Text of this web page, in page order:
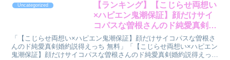
Uncategorized
【ランキング】【こじらせ両想い
×ハピエン鬼潮保証】顔だけサイ
コパスな曽根さんのド純愛真剣婚
約説得えっち を無料で読む方法
は？hitomi・rawも含めて格付け
「【こじらせ両想い×ハピエン鬼潮保証】顔だけサイコパスな曽根さ
んのド純愛真剣婚約説得えっち 無料」「【こじらせ両想い×ハピエン
鬼潮保証】顔だけサイコパスな曽根さんのド純愛真剣婚約説得えっち